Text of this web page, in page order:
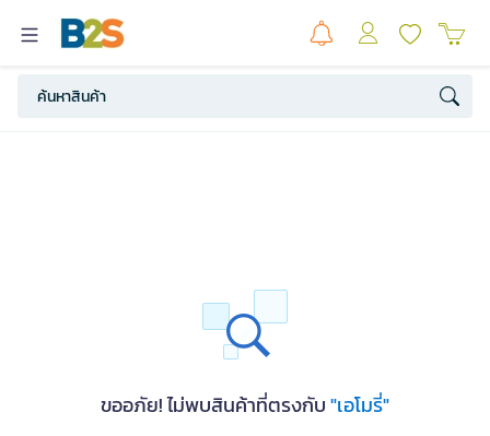
ขออภัย! ไม่พบสินค้าที่ตรงกับ"เอโมรี่"